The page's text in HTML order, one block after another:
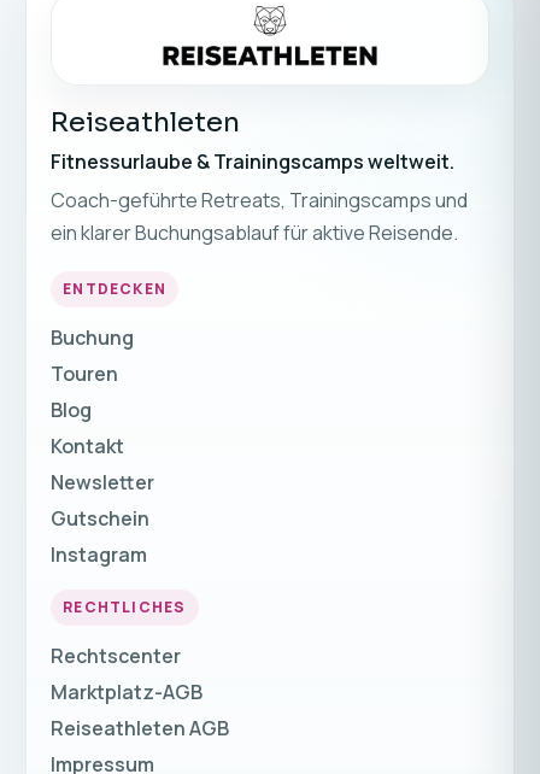
Reiseathleten
Fitnessurlaube & Trainingscamps weltweit.
Coach-geführte Retreats, Trainingscamps und
ein klarer Buchungsablauf für aktive Reisende.
ENTDECKEN
Buchung
Touren
Blog
Kontakt
Newsletter
Gutschein
Instagram
RECHTLICHES
Rechtscenter
Marktplatz-AGB
Reiseathleten AGB
Impressum